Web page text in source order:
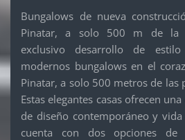
Bungalows de nueva
Pinatar, a solo 500 m de la
exclusivo desarrollo de
modernos bungalows en el
Pinatar, a solo 500 metros de las
Estas elegantes casas ofrecen
de diseño contemporáneo y
cuenta con dos opciones de